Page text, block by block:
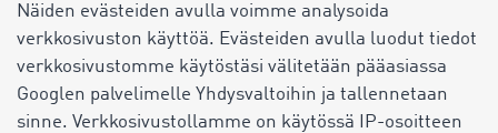
Näiden evästeiden avulla voimme analysoida
verkkosivuston käyttöä. Evästeiden avulla luodut tiedot
verkkosivustomme käytöstäsi välitetään pääasiassa
Googlen palvelimelle Yhdysvaltoihin ja tallennetaan
sinne. Verkkosivustollamme on käytössä IP-osoitteen